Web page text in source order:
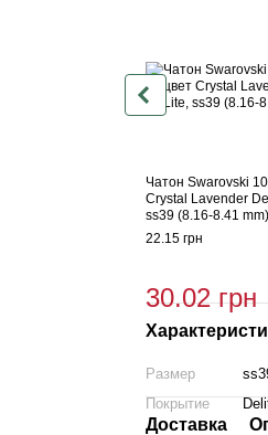
Чатон Swarovski
Crystal Lavender
ss39 (8.16-8.41 mm)
22.15 грн
30.02 грн
Размер
Покрытие
Доставка